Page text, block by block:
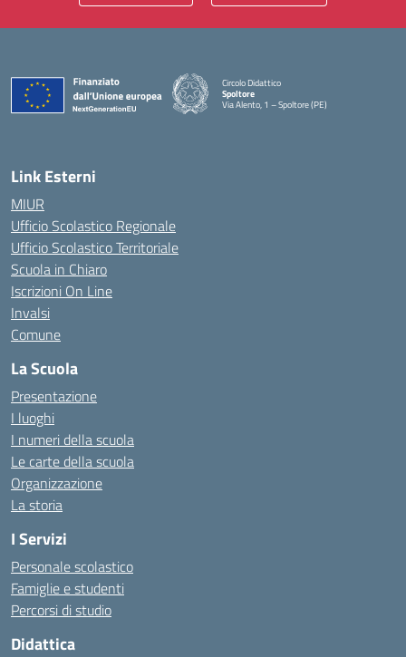
Circolo Didattico
Spoltore
Via Alento, 1 – Spoltore (PE)
— Visita la pagina iniziale della scuola
Link Esterni
MIUR
Ufficio Scolastico Regionale
Ufficio Scolastico Territoriale
Scuola in Chiaro
Iscrizioni On Line
Invalsi
Comune
La Scuola
Presentazione
I luoghi
I numeri della scuola
Le carte della scuola
Organizzazione
La storia
I Servizi
Personale scolastico
Famiglie e studenti
Percorsi di studio
Didattica